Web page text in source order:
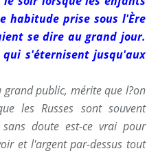
habitude prise sous l'Ère
se dire au grand jour.
s'éternisent jusqu'aux
grand public, mérite que l?on
les Russes sont souvent
doute est-ce vrai pour
et l'argent par-dessus tout